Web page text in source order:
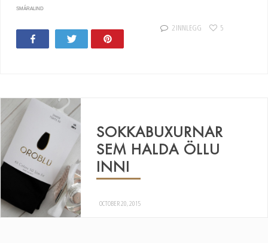
SMÁRALIND
Tweet
2 INNLEGG 5
SOKKABUXURNAR
SEM HALDA ÖLLU
INNI
OCTOBER 20, 2015